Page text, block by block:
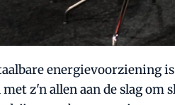
energievoorziening
z'n allen aan de slag